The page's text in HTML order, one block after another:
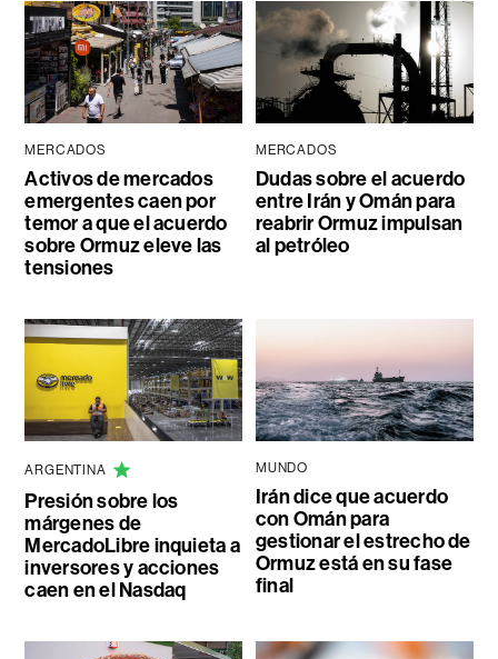
MERCADOS
Activos de mercados
emergentes caen por
temor a que el acuerdo
sobre Ormuz eleve las
tensiones
MERCADOS
Dudas sobre el acuerdo
entre Irán y Omán para
reabrir Ormuz impulsan
al petróleo
ARGENTINA
Presión sobre los
márgenes de
MercadoLibre inquieta a
inversores y acciones
caen en el Nasdaq
MUNDO
Irán dice que acuerdo
con Omán para
gestionar el estrecho de
Ormuz está en su fase
final